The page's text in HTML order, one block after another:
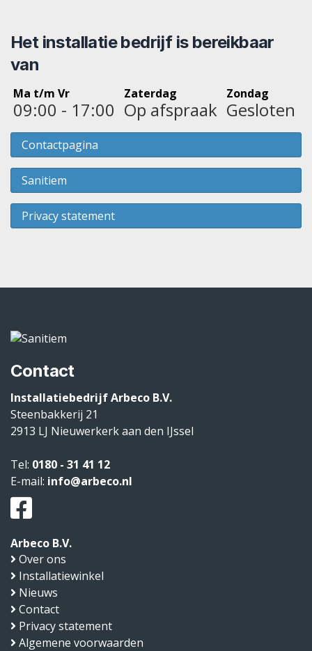
Het installatie bedrijf is bereikbaar
van
Ma t/m Vr
09:00 - 17:00
Zaterdag
Op afspraak
Zondag
Gesloten
Contactpagina
Sanitiem
Privacy statement
Contact
Installatiebedrijf Arbeco B.V.
Steenbakkerij 21
2913 LJ Nieuwerkerk aan den IJssel
Tel: 0180 - 31 41 12
E-mail: info@arbeco.nl
Arbeco B.V.
Over ons
Installatiewinkel
Nieuws
Contact
Privacy statement
Algemene voorwaarden